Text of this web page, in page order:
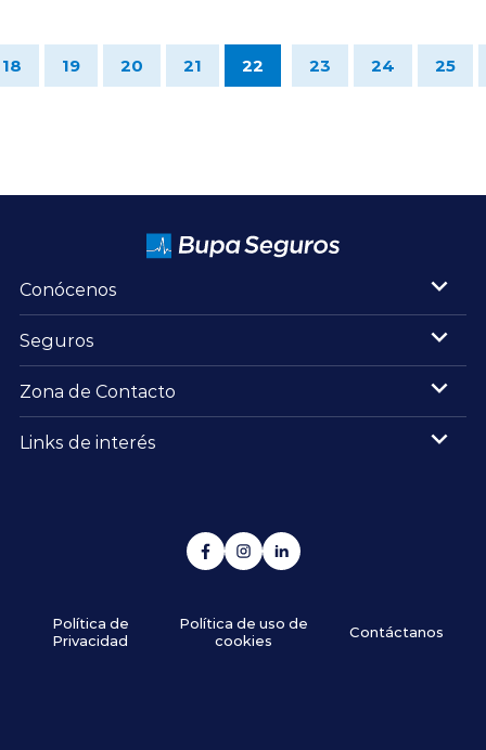
18 19 20 21 22 23 24 25
Conócenos
Seguros
Zona de Contacto
Links de interés
Política de
Privacidad
Política de uso de
cookies
Contáctanos